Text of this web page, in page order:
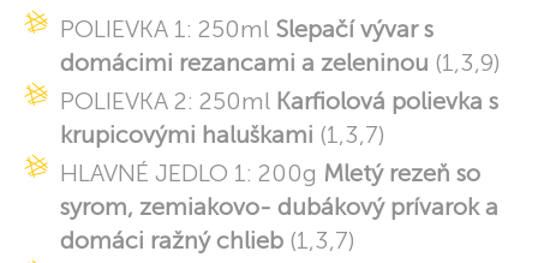
POLIEVKA 1: 250ml Slepačí vývar s
domácimi rezancami a zeleninou (1,3,9)
POLIEVKA 2: 250ml Karfiolová polievka s
krupicovými haluškami (1,3,7)
HLAVNÉ JEDLO 1: 200g Mletý rezeň so
syrom, zemiakovo- dubákový prívarok a
domáci ražný chlieb (1,3,7)